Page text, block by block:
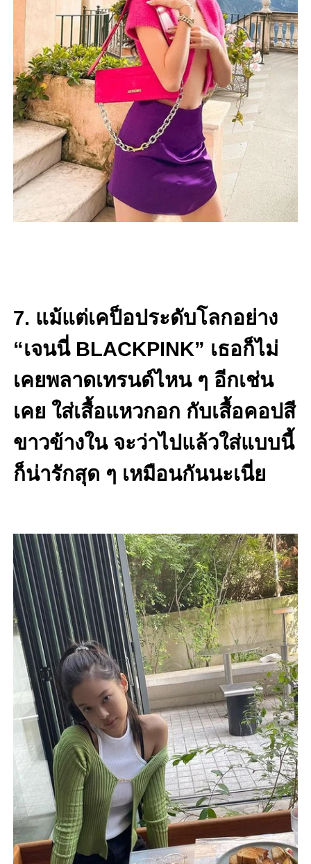
7. แม้แต่เคป็อประดับโลกอย่าง
“เจนนี่ BLACKPINK” เธอก็ไม่
เคยพลาดเทรนด์ไหน ๆ อีกเช่น
เคย ใส่เสื้อแหวกอก กับเสื้อคอปสี
ขาวข้างใน จะว่าไปแล้วใส่แบบนี้
ก็น่ารักสุด ๆ เหมือนกันนะเนี่ย